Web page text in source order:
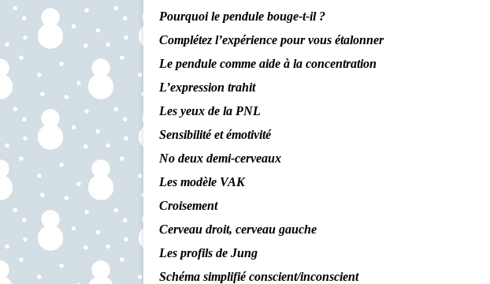
Pourquoi le pendule bouge-t-il ?
Complétez l’expérience pour vous étalonner
Le pendule comme aide à la concentration
L’expression trahit
Les yeux de la PNL
Sensibilité et émotivité
No deux demi-cerveaux
Les modèle VAK
Croisement
Cerveau droit, cerveau gauche
Les profils de Jung
Schéma simplifié conscient/inconscient